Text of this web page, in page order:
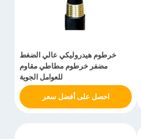
خرطوم هيدروليكي عالي الضغط
مضفر خرطوم مطاطي مقاوم
للعوامل الجوية
احصل على أفضل سعر